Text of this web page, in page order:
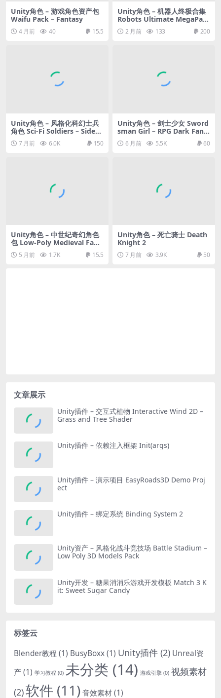
Unity角色 – 游戏角色资产包
Waifu Pack – Fantasy
4 月前 40 15.5
Unity角色 – 机器人终极合集
Robots Ultimate MegaPac
k – 12 Families + Boss – 37
Characters + Animations
2 月前 133 200
Unity角色 – 风格化科幻士兵
角色 Sci-Fi Soldiers – Sideki
ck Modular Characters
7 月前 6.0K 150
Unity角色 – 剑士少女 Sword
sman Girl – RPG Dark Fant
asy Modular Female
6 月前 5.5K 60
Unity角色 – 中世纪奇幻角色
包 Low-Poly Medieval Fant
asy – NPC Pack
5 月前 1.7K 15.5
Unity角色 – 死亡骑士 Death
Knight 2
7 月前 3.9K 50
文章展示
Unity插件 – 交互式植物 Interactive Wind 2D –
Grass and Tree Shader
Unity插件 – 依赖注入框架 Init(args)
Unity插件 – 演示项目 EasyRoads3D Demo Proj
ect
Unity插件 – 绑定系统 Binding System 2
Unity资产 – 风格化战斗竞技场 Battle Stadium –
Low Poly 3D Models Pack
Unity开发 – 糖果消消乐游戏开发模板 Match 3 K
it: Sweet Sugar Candy
标签云
Blender教程 (1) BusyBoxx(1) Unity插件 (2) Unreal资
产(1) 学习教程 (0) 未分类 (14) 游戏引擎 (0) 视频素材
(2)软件 (11)音效素材(1)